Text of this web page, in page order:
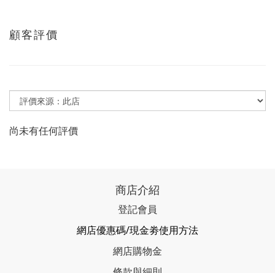
顧客評價
尚未有任何評價
商店介紹
登記會員
網店優惠碼/現金劵使用方法
網店購物金